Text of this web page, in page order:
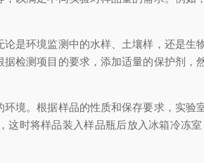
环境监测中的水样、土壤样，还是生
检测项目的要求，添加适量的保护剂
。根据样品的性质和保存要求，实验
时将样品装入样品瓶后放入冰箱冷冻